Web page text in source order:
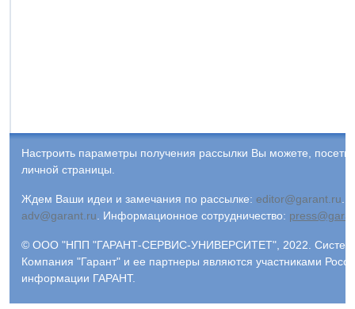
Настроить параметры получения рассылки Вы можете,
личной страницы.
Ждем Ваши идеи и замечания по рассылке: editor@garant.ru.
adv@garant.ru. Информационное сотрудничество:
© ООО "НПП "ГАРАНТ-СЕРВИС-УНИВЕРСИТЕТ", 2022. Система
Компания "Гарант" и ее партнеры являются участниками
информации ГАРАНТ.